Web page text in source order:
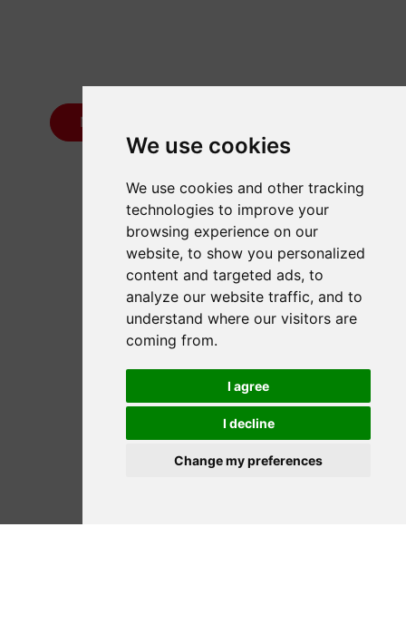
We use cookies
We use cookies and other tracking
technologies to improve your
browsing experience on our
website, to show you personalized
content and targeted ads, to
analyze our website traffic, and to
understand where our visitors are
coming from.
I agree
I decline
Change my preferences
NOS RÉALISATIONS SUR MESURE